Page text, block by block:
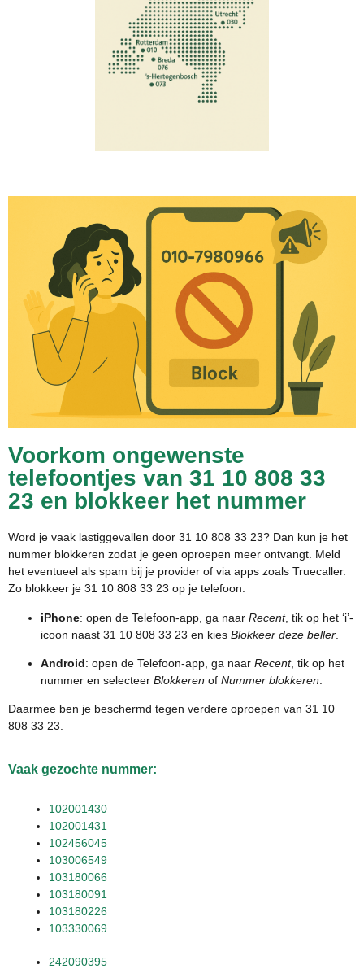
Voorkom ongewenste
telefoontjes van 31 10 808 33
23 en blokkeer het nummer
Word je vaak lastiggevallen door 31 10 808 33 23? Dan kun je het
nummer blokkeren zodat je geen oproepen meer ontvangt. Meld
het eventueel als spam bij je provider of via apps zoals Truecaller.
Zo blokkeer je 31 10 808 33 23 op je telefoon:
iPhone: open de Telefoon-app, ga naar Recent, tik op het ‘i’-
icoon naast 31 10 808 33 23 en kies Blokkeer deze beller
Android: open de Telefoon-app, ga naar Recent, tik op het
nummer en selecteer Blokkeren of Nummer blokkeren
Daarmee ben je beschermd tegen verdere oproepen van 31 10
808 33 23.
Vaak gezochte nummer:
102001430
102001431
102456045
103006549
103180066
103180091
103180226
103330069
242090395